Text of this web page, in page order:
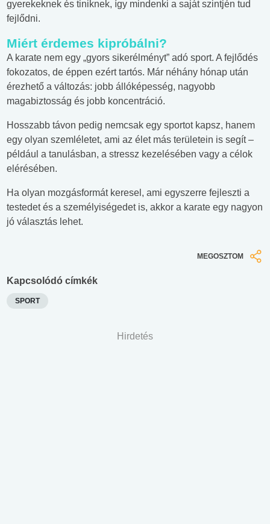
gyerekeknek és tiniknek, így mindenki a saját szintjén tud
fejlődni.
Miért érdemes kipróbálni?
A karate nem egy „gyors sikerélményt” adó sport. A fejlődés
fokozatos, de éppen ezért tartós. Már néhány hónap után
érezhető a változás: jobb állóképesség, nagyobb
magabiztosság és jobb koncentráció.
Hosszabb távon pedig nemcsak egy sportot kapsz, hanem
egy olyan szemléletet, ami az élet más területein is segít –
például a tanulásban, a stressz kezelésében vagy a célok
elérésében.
Ha olyan mozgásformát keresel, ami egyszerre fejleszti a
testedet és a személyiségedet is, akkor a karate egy nagyon
jó választás lehet.
MEGOSZTOM
Kapcsolódó címkék
SPORT
Hirdetés